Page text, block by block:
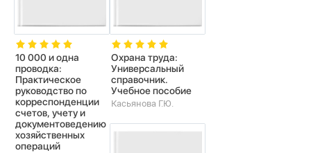
10 000 и одна
проводка:
Практическое
руководство по
корреспонденции
счетов, учету и
документоведению
хозяйственных
операций
Охрана труда:
Универсальный
справочник.
Учебное пособие
Касьянова Г.Ю.